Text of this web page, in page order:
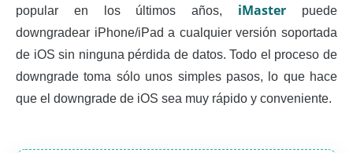
popular en los últimos años, iMaster puede
downgradear iPhone/iPad a cualquier versión soportada
de iOS sin ninguna pérdida de datos. Todo el proceso de
downgrade toma sólo unos simples pasos, lo que hace
que el downgrade de iOS sea muy rápido y conveniente.